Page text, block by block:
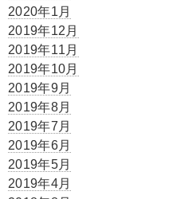
2020年1月
2019年12月
2019年11月
2019年10月
2019年9月
2019年8月
2019年7月
2019年6月
2019年5月
2019年4月